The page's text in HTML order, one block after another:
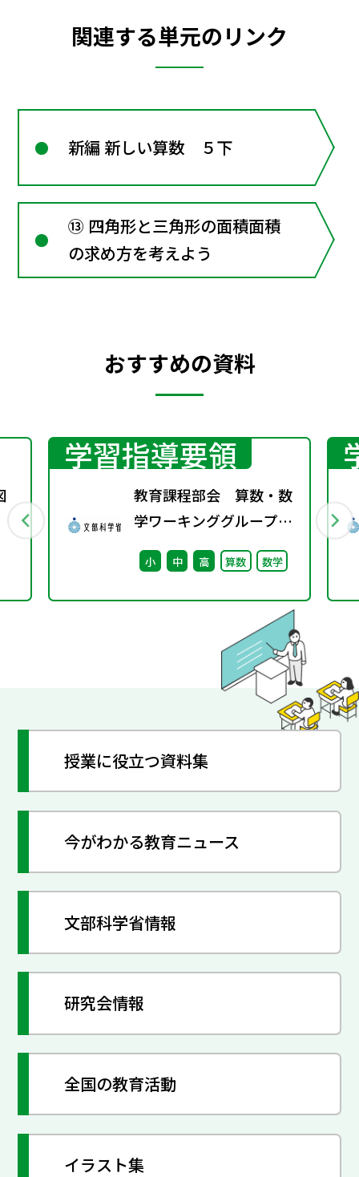
関連する単元のリンク
新編 新しい算数 ５下
⑬ 四角形と三角形の面積面積
の求め方を考えよう
おすすめの資料
学習指導要領
教育課程部会 算数・数
学ワーキンググループ
（第5回） 配付資
小 中 高 算数 数学
授業に役立つ資料集
今がわかる教育ニュース
文部科学省情報
研究会情報
全国の教育活動
イラスト集